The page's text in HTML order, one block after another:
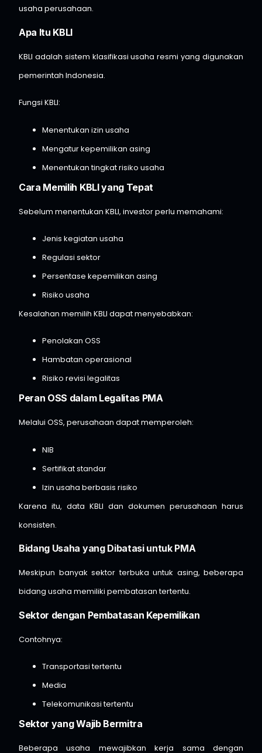
usaha perusahaan.
Apa Itu KBLI
KBLI adalah sistem klasifikasi usaha resmi yang digunakan
pemerintah Indonesia.
Fungsi KBLI:
Menentukan izin usaha
Mengatur kepemilikan asing
Menentukan tingkat risiko usaha
Cara Memilih KBLI yang Tepat
Sebelum menentukan KBLI, investor perlu memahami:
Jenis kegiatan usaha
Regulasi sektor
Persentase kepemilikan asing
Risiko usaha
Kesalahan memilih KBLI dapat menyebabkan:
Penolakan OSS
Hambatan operasional
Risiko revisi legalitas
Peran OSS dalam Legalitas PMA
Melalui OSS, perusahaan dapat memperoleh:
NIB
Sertifikat standar
Izin usaha berbasis risiko
Karena itu, data KBLI dan dokumen perusahaan harus
konsisten.
Bidang Usaha yang Dibatasi untuk PMA
Meskipun banyak sektor terbuka untuk asing, beberapa
bidang usaha memiliki pembatasan tertentu.
Sektor dengan Pembatasan Kepemilikan
Contohnya:
Transportasi tertentu
Media
Telekomunikasi tertentu
Sektor yang Wajib Bermitra
Beberapa usaha mewajibkan kerja sama dengan